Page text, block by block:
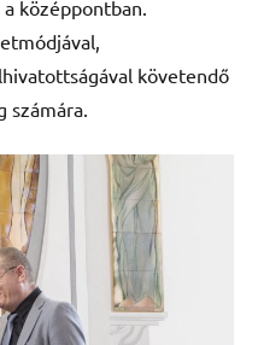
középpontban.
követendő